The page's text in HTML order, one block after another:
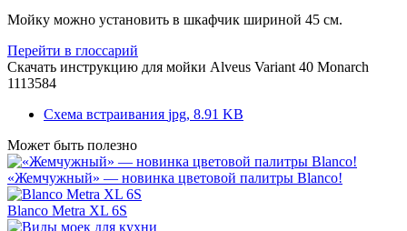
Мойку можно установить в шкафчик шириной 45 см.
Перейти в глоссарий
Скачать инструкцию для мойки Alveus Variant 40 Monarch
1113584
Схема встраивания jpg, 8.91 KB
Может быть полезно
«Жемчужный» — новинка цветовой палитры Blanco!
Blanco Metra XL 6S